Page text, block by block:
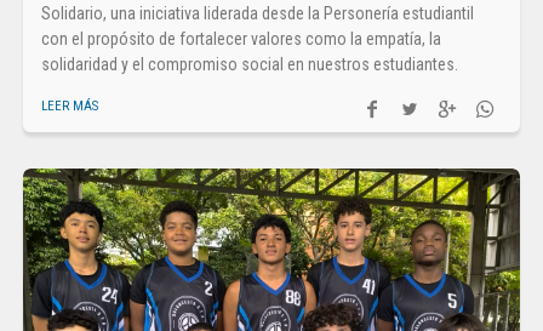
Solidario, una iniciativa liderada desde la Personería estudiantil
con el propósito de fortalecer valores como la empatía, la
solidaridad y el compromiso social en nuestros estudiantes.
LEER MÁS